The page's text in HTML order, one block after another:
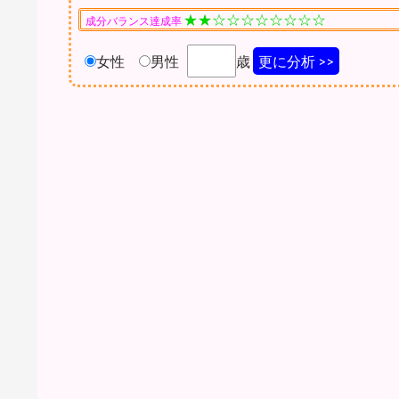
成分バランス達成率 ★★☆☆☆☆☆☆☆☆
女性 男性 歳 更に分析 >>